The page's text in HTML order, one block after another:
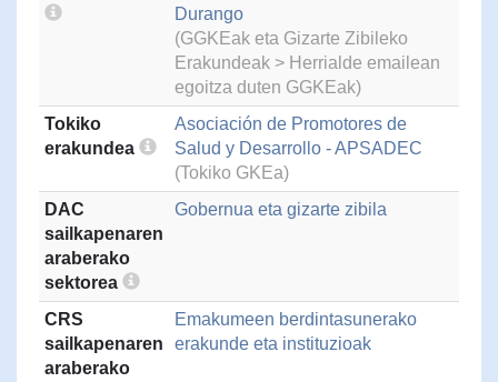
Durango
(GGKEak eta Gizarte Zibileko
Erakundeak > Herrialde emailean
egoitza duten GGKEak)
Tokiko
erakundea
Asociación de Promotores de
Salud y Desarrollo - APSADEC
(Tokiko GKEa)
DAC
sailkapenaren
araberako
sektorea
Gobernua eta gizarte zibila
CRS
sailkapenaren
araberako
Emakumeen berdintasunerako
erakunde eta instituzioak